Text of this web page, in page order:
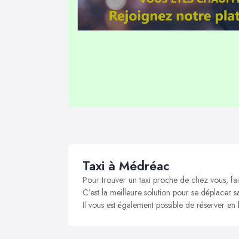
Taxi à Médréac
Pour trouver un taxi proche de chez vous,
C’est la meilleure solution pour se déplacer
Il vous est également possible de réserver